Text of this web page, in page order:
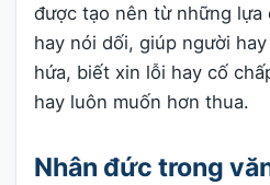
được tạo nên từ những
hay nói dối, giúp người
hứa, biết xin lỗi hay cố
hay luôn muốn hơn thua.
Nhân đức trong